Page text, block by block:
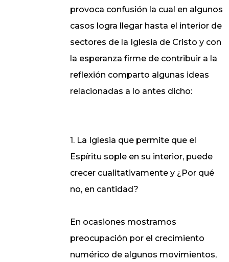
provoca confusión la cual en algunos
casos logra llegar hasta el interior de
sectores de la Iglesia de Cristo y con
la esperanza firme de contribuir a la
reflexión comparto algunas ideas
relacionadas a lo antes dicho:
1. La Iglesia que permite que el
Espíritu sople en su interior, puede
crecer cualitativamente y ¿Por qué
no, en cantidad?
En ocasiones mostramos
preocupación por el crecimiento
numérico de algunos movimientos,